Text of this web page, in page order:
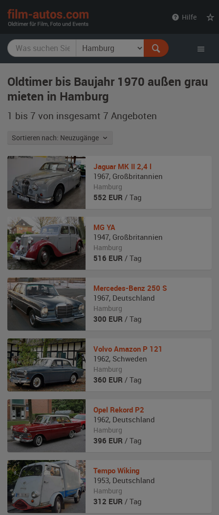
Hilfe
Oldtimer bis Baujahr 1970 außen grau
mieten in Hamburg
1 bis 7 von insgesamt 7 Angeboten
Sortieren nach: Neuzugänge
Jaguar MK II 2,4 l
1967, Großbritannien
Hamburg
552 EUR / Tag
MG YA
1947, Großbritannien
Hamburg
516 EUR / Tag
Mercedes-Benz 250 S
1967, Deutschland
Hamburg
300 EUR / Tag
Volvo Amazon P 121
1962, Schweden
Hamburg
360 EUR / Tag
Opel Rekord P2
1962, Deutschland
Hamburg
396 EUR / Tag
Tempo Wiking
1953, Deutschland
Hamburg
312 EUR / Tag